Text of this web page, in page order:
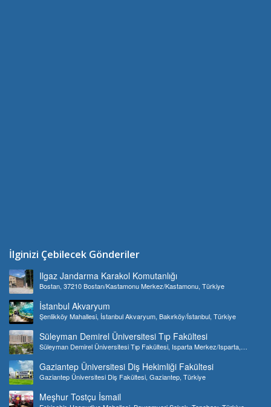
İlginizi Çebilecek Gönderiler
Ilgaz Jandarma Karakol Komutanlığı
Bostan, 37210 Bostan/Kastamonu Merkez/Kastamonu, Türkiye
İstanbul Akvaryum
Şenlikköy Mahallesi, İstanbul Akvaryum, Bakırköy/İstanbul, Türkiye
Süleyman Demirel Üniversitesi Tıp Fakültesi
Süleyman Demirel Üniversitesi Tıp Fakültesi, Isparta Merkez/Isparta,
Gaziantep Üniversitesi Diş Hekimliği Fakültesi
Gaziantep Üniversitesi Diş Fakültesi, Gaziantep, Türkiye
Meşhur Tostçu İsmail